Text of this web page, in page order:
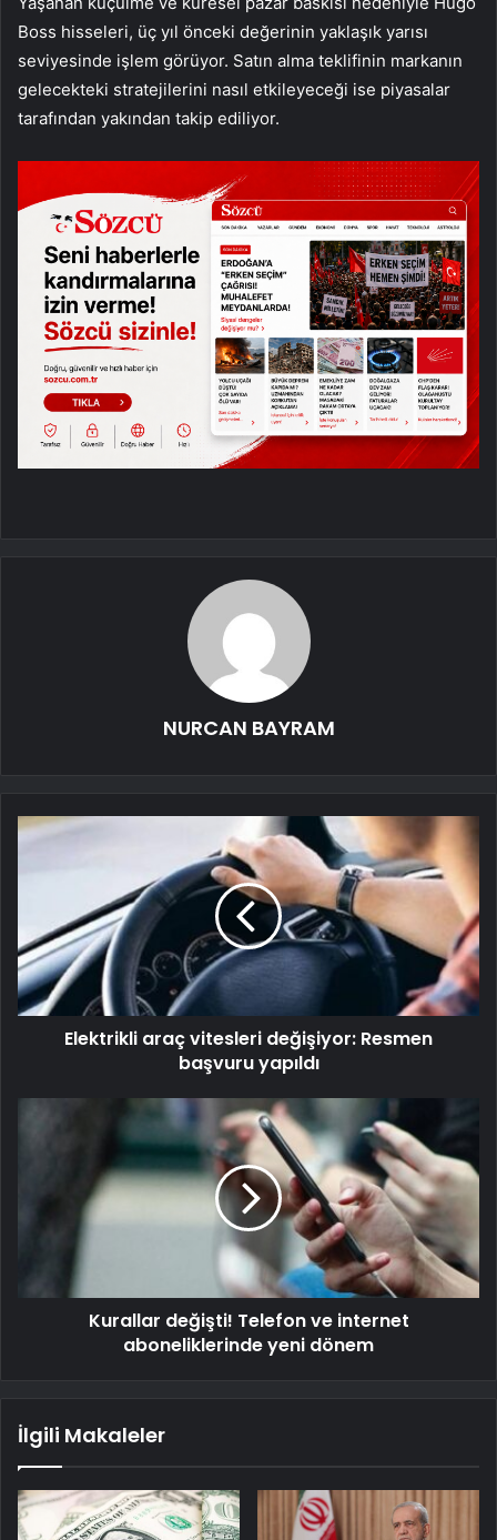
Boss hisseleri, üç yıl önceki değerinin yaklaşık yarısı
seviyesinde işlem görüyor. Satın alma teklifinin markanın
gelecekteki stratejilerini nasıl etkileyeceği ise piyasalar
tarafından yakından takip ediliyor.
NURCAN BAYRAM
Elektrikli araç vitesleri değişiyor: Resmen
başvuru yapıldı
Kurallar değişti! Telefon ve internet
aboneliklerinde yeni dönem
İlgili Makaleler